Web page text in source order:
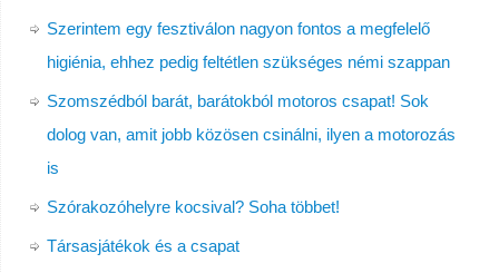
Szerintem egy fesztiválon nagyon fontos a megfelelő
higiénia, ehhez pedig feltétlen szükséges némi szappan
Szomszédból barát, barátokból motoros csapat! Sok
dolog van, amit jobb közösen csinálni, ilyen a motorozás
is
Szórakozóhelyre kocsival? Soha többet!
Társasjátékok és a csapat